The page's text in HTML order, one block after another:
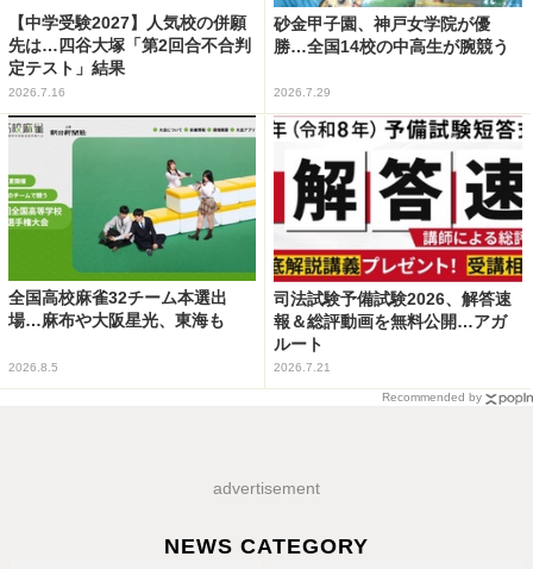
【中学受験2027】人気校の併願
先は…四谷大塚「第2回合不合判
定テスト」結果
2026.7.16
砂金甲子園、神戸女学院が優
勝…全国14校の中高生が腕競う
2026.7.29
全国高校麻雀32チーム本選出
場…麻布や大阪星光、東海も
2026.8.5
司法試験予備試験2026、解答速
報＆総評動画を無料公開…アガ
ルート
2026.7.21
Recommended by
advertisement
NEWS CATEGORY